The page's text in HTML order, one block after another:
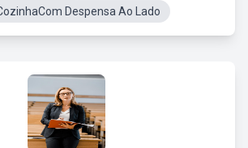
Despensa Ao Lado